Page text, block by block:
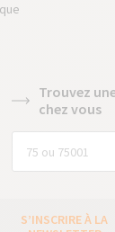
Trouvez
chez vous
S’INSCRIRE À LA